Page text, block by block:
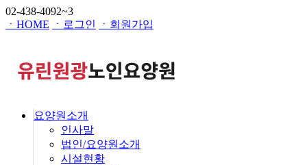
02-438-4092~3
ㆍHOME
ㆍ로그인 ㆍ회원가입
요양원소개
인사말
법인/요양원소개
시설현황